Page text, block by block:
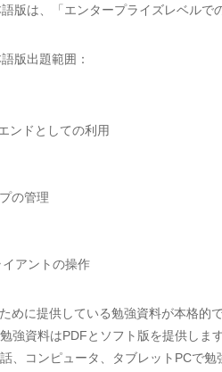
版は、「エンタープライズレベル
版出題範囲：
ンドとしての利用
の管理
アントの操作
めに提供している勉強資料が本格
強資料はPDFとソフト版を提供しま
、コンピュータ、タブレットPCで勉